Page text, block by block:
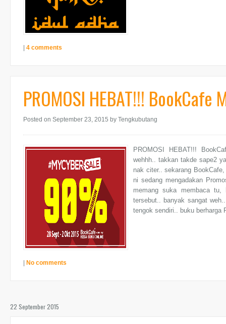
4 comments
PROMOSI HEBAT!!! BookCafe
Posted on September 23, 2015 by Tengkubutang
PROMOSI HEBAT!!!
wehhh.. takkan takde sape2
nak citer.. sekarang
ni sedang mengadakan
memang suka membaca
tersebut.. banyak sangat
tengok sendiri.. buku berharga
No comments
22 September 2015